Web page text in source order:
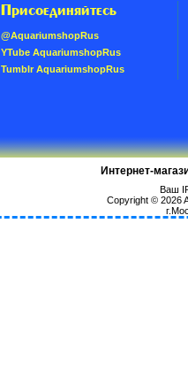
Присоединяйтесь
@AquariumshopRus
YTube AquariumshopRus
Tumblr AquariumshopRus
Интернет-
Ваш
Copyright © 2026